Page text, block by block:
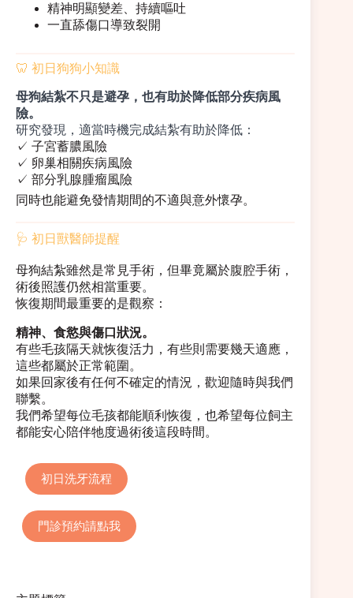
精神明顯變差、持續嘔吐
一直舔傷口導致裂開
🦷 初日狗狗小知識
母狗結紮不只是避孕，也有助於降低部分疾病風
險。
研究發現，適當時機完成結紮有助於降低：
✓ 子宮蓄膿風險
✓ 卵巢相關疾病風險
✓ 部分乳腺腫瘤風險
同時也能避免發情期間的不適與意外懷孕。
🩺 初日獸醫師提醒
母狗結紮雖然是常見手術，但畢竟屬於腹腔手術，
術後照護仍然相當重要。
恢復期間最重要的是觀察：
精神、食慾與傷口狀況。
有些毛孩隔天就恢復活力，有些則需要幾天適應，
這些都屬於正常範圍。
如果回家後有任何不確定的情況，歡迎隨時與我們
聯繫。
我們希望每位毛孩都能順利恢復，也希望每位飼主
都能安心陪伴牠度過術後這段時間。
初日洗牙流程
門診預約請點我